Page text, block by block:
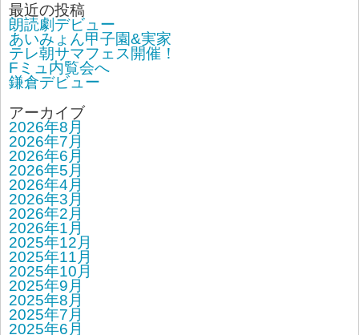
最近の投稿
朗読劇デビュー
あいみょん甲子園&実家
テレ朝サマフェス開催！
Fミュ内覧会へ
鎌倉デビュー
アーカイブ
2026年8月
2026年7月
2026年6月
2026年5月
2026年4月
2026年3月
2026年2月
2026年1月
2025年12月
2025年11月
2025年10月
2025年9月
2025年8月
2025年7月
2025年6月